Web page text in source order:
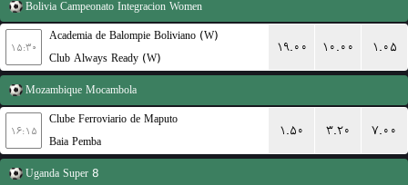
Bolivia Campeonato Integracion Women
۱۵:۳۰
Academia de Balompie Boliviano (W)
Club Always Ready (W)
۱۹.۰۰ ۱۰.۰۰ ۱.۰۵
Mozambique Mocambola
۱۶:۱۵
Clube Ferroviario de Maputo
Baia Pemba
۱.۵۰ ۳.۲۰ ۷.۰۰
Uganda Super 8